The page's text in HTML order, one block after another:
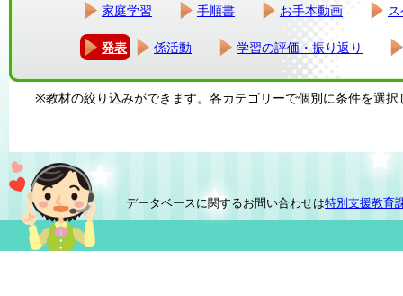
家庭学習 手順書 お手本動画
発表 係活動 学習の評価・振り返り
※教材の絞り込みができます。各カテゴリーで個別に条件を選択
データベースに関するお問い合わせは特別支援教育